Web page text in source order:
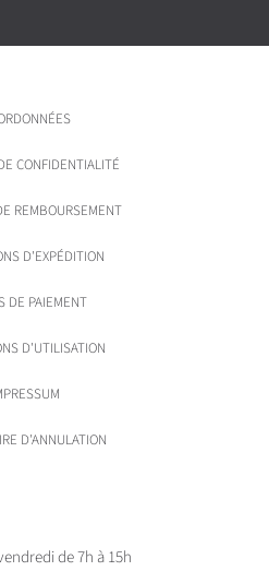
CONFIDENTIALITÉ
REMBOURSEMENT
D'EXPÉDITION
DE PAIEMENT
D'UTILISATION
D'ANNULATION
de 7h à 15h